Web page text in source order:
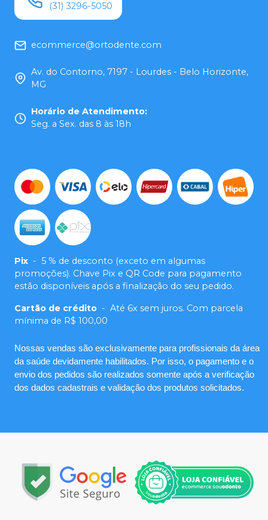
(31) 3296-5050
ecommerce@ortodente.com
Av. do Contorno, 7197 - Lourdes - Belo Horizonte,
MG
Horário de Atendimento:
Seg. a Sex. das 8 às 18h
Pix - 5 % de desconto (exceto em algumas
promoções). Chave Pix e QR Code para pagamento
estão disponíveis após a finalização do seu pedido.
Cartão de crédito - Até 6x sem juros. Com parcela
mínima de R$ 100,00
Nossas vendas são exclusivamente para profissionais da área
da saúde devidamente habilitados. Por isso, o pagamento e o
envio dos pedidos são realizados somente após a verificação
dos dados cadastrais e validação dos produtos solicitados.